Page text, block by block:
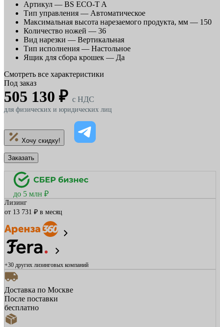
Артикул — BS ECO-T A
Тип управления — Автоматическое
Максимальная высота нарезаемого продукта, мм — 150
Количество ножей — 36
Вид нарезки — Вертикальная
Тип исполнения — Настольное
Ящик для сбора крошек — Да
Смотреть все характеристики
Под заказ
505 130 ₽ c НДС
для физических и юридических лиц
Хочу скидку!
Заказать
до 5 млн ₽
Лизинг
от 13 731 ₽ в месяц
+30 других лизинговых компаний
Доставка по Москве
После поставки
бесплатно